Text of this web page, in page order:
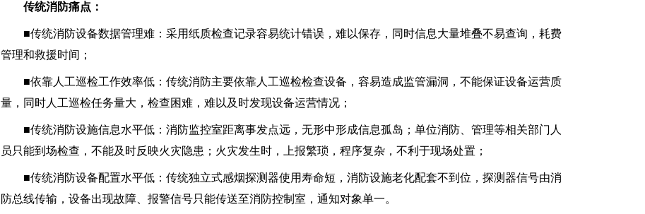
传统消防痛点：
■传统消防设备数据管理难：采用纸质检查记录容易统计错误，难以保存，同时信息大量堆叠不易查询，耗费
管理和救援时间；
■依靠人工巡检工作效率低：传统消防主要依靠人工巡检检查设备，容易造成监管漏洞，不能保证设备运营质
量，同时人工巡检任务量大，检查困难，难以及时发现设备运营情况；
■传统消防设施信息水平低：消防监控室距离事发点远，无形中形成信息孤岛；单位消防、管理等相关部门人
员只能到场检查，不能及时反映火灾隐患；火灾发生时，上报繁琐，程序复杂，不利于现场处置；
■传统消防设备配置水平低：传统独立式感烟探测器使用寿命短，消防设施老化配套不到位，探测器信号由消
防总线传输，设备出现故障、报警信号只能传送至消防控制室，通知对象单一。